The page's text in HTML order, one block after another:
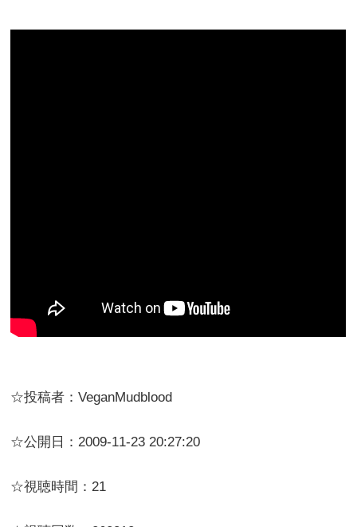
☆投稿者：VeganMudblood
☆公開日：2009-11-23 20:27:20
☆視聴時間：21